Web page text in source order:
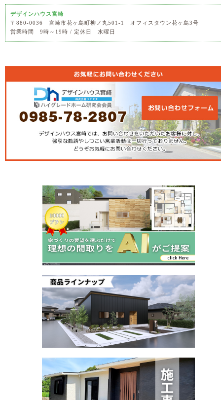
デザインハウス宮崎
〒880-0036 宮崎市花ヶ島町柳ノ丸501-1 オフィスタウン花ヶ島3号
営業時間 9時～19時 / 定休日 水曜日